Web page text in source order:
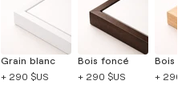
Grain blanc
+ 290 $US
Bois foncé
+ 290 $US
Bois
+ 290